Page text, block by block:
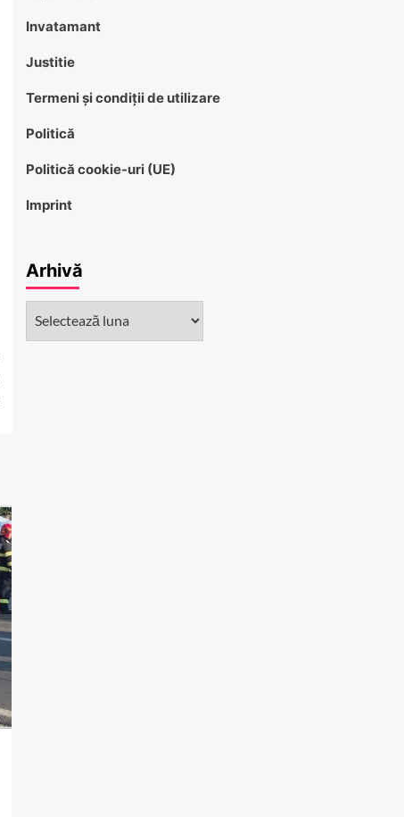
Invatamant
Justitie
Termeni și condiții de utilizare
Politică
Politică cookie-uri (UE)
Imprint
Arhivă